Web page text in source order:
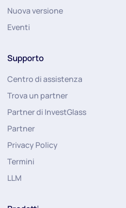
Nuova versione
Eventi
Supporto
Centro di assistenza
Trova un partner
Partner di InvestGlass
Partner
Privacy Policy
Termini
LLM